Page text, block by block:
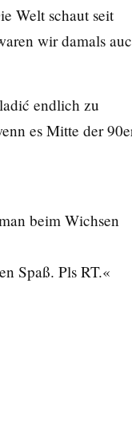
Welt schaut seit
wir damals
endlich zu
es Mitte der
beim Wichsen
Spaß. Pls RT.«